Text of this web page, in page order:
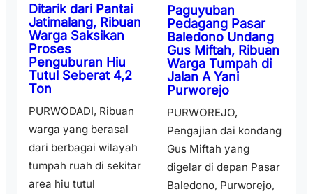
Ditarik dari Pantai
Jatimalang, Ribuan
Warga Saksikan
Proses
Penguburan Hiu
Tutul Seberat 4,2
Ton
PURWODADI, Ribuan
warga yang berasal
dari berbagai wilayah
tumpah ruah di sekitar
area hiu tutul
Paguyuban
Pedagang Pasar
Baledono Undang
Gus Miftah, Ribuan
Warga Tumpah di
Jalan A Yani
Purworejo
PURWOREJO,
Pengajian dai kondang
Gus Miftah yang
digelar di depan Pasar
Baledono, Purworejo,